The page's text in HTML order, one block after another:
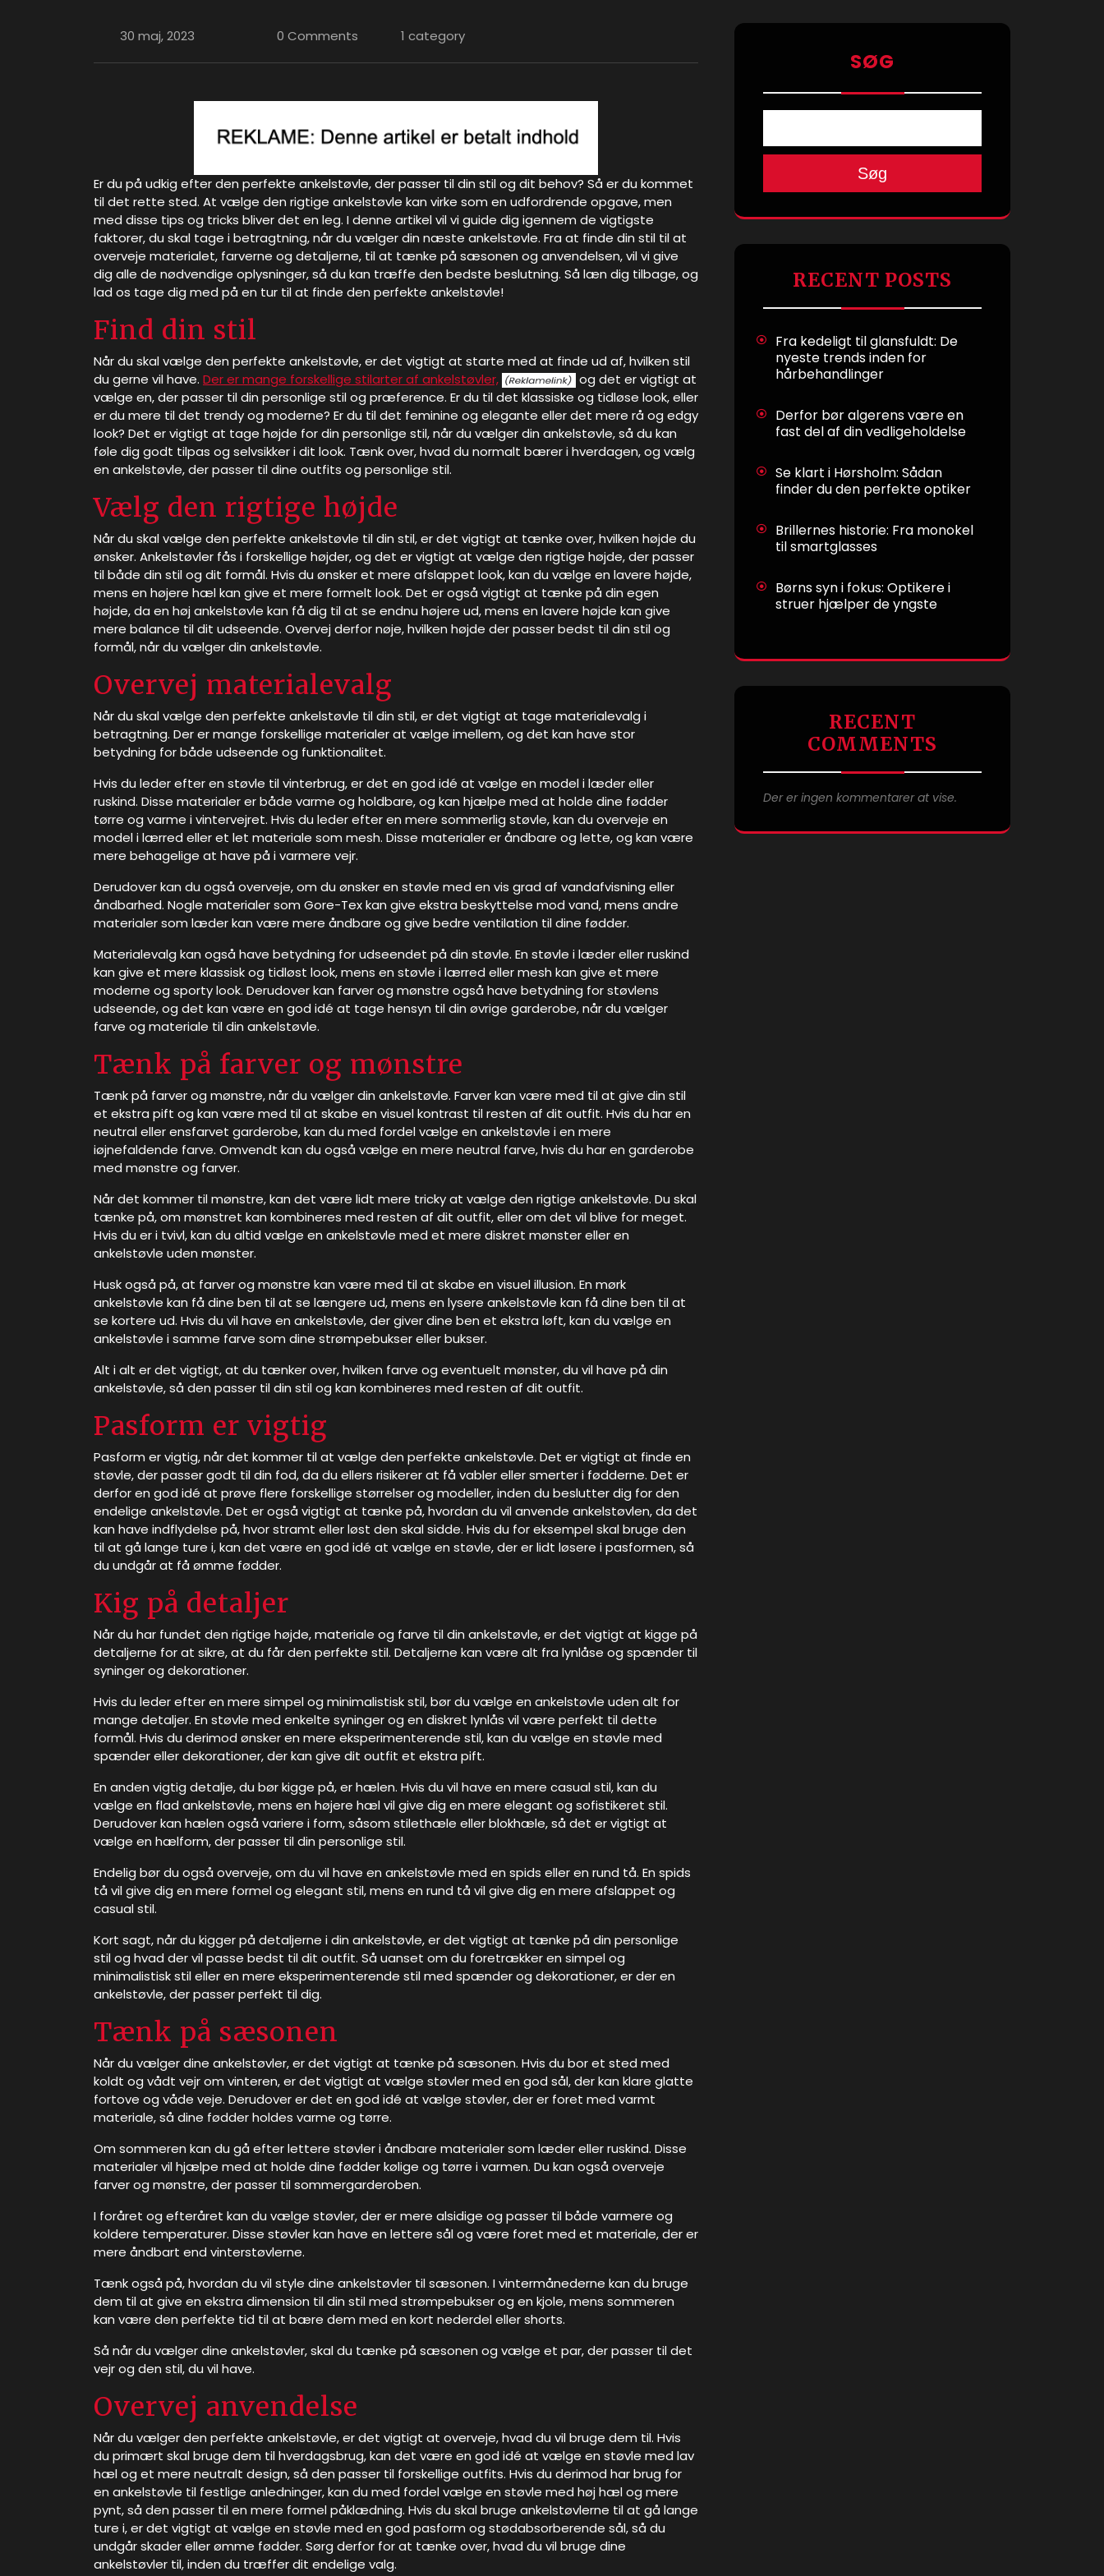
30 maj, 2023 0 Comments 1 category
Er du på udkig efter den perfekte ankelstøvle, der passer til din stil og dit behov? Så er du kommet
til det rette sted. At vælge den rigtige ankelstøvle kan virke som en udfordrende opgave, men
med disse tips og tricks bliver det en leg. I denne artikel vil vi guide dig igennem de vigtigste
faktorer, du skal tage i betragtning, når du vælger din næste ankelstøvle. Fra at finde din stil til at
overveje materialet, farverne og detaljerne, til at tænke på sæsonen og anvendelsen, vil vi give
dig alle de nødvendige oplysninger, så du kan træffe den bedste beslutning. Så læn dig tilbage, og
lad os tage dig med på en tur til at finde den perfekte ankelstøvle!
Find din stil
Når du skal vælge den perfekte ankelstøvle, er det vigtigt at starte med at finde ud af, hvilken stil
du gerne vil have. Der er mange forskellige stilarter af ankelstøvler,
og det er vigtigt at
vælge en, der passer til din personlige stil og præference. Er du til det klassiske og tidløse look, eller
er du mere til det trendy og moderne? Er du til det feminine og elegante eller det mere rå og edgy
look? Det er vigtigt at tage højde for din personlige stil, når du vælger din ankelstøvle, så du kan
føle dig godt tilpas og selvsikker i dit look. Tænk over, hvad du normalt bærer i hverdagen, og vælg
en ankelstøvle, der passer til dine outfits og personlige stil.
Vælg den rigtige højde
Når du skal vælge den perfekte ankelstøvle til din stil, er det vigtigt at tænke over, hvilken højde du
ønsker. Ankelstøvler fås i forskellige højder, og det er vigtigt at vælge den rigtige højde, der passer
til både din stil og dit formål. Hvis du ønsker et mere afslappet look, kan du vælge en lavere højde,
mens en højere hæl kan give et mere formelt look. Det er også vigtigt at tænke på din egen
højde, da en høj ankelstøvle kan få dig til at se endnu højere ud, mens en lavere højde kan give
mere balance til dit udseende. Overvej derfor nøje, hvilken højde der passer bedst til din stil og
formål, når du vælger din ankelstøvle.
Overvej materialevalg
Når du skal vælge den perfekte ankelstøvle til din stil, er det vigtigt at tage materialevalg i
betragtning. Der er mange forskellige materialer at vælge imellem, og det kan have stor
betydning for både udseende og funktionalitet.
Hvis du leder efter en støvle til vinterbrug, er det en god idé at vælge en model i læder eller
ruskind. Disse materialer er både varme og holdbare, og kan hjælpe med at holde dine fødder
tørre og varme i vintervejret. Hvis du leder efter en mere sommerlig støvle, kan du overveje en
model i lærred eller et let materiale som mesh. Disse materialer er åndbare og lette, og kan være
mere behagelige at have på i varmere vejr.
Derudover kan du også overveje, om du ønsker en støvle med en vis grad af vandafvisning eller
åndbarhed. Nogle materialer som Gore-Tex kan give ekstra beskyttelse mod vand, mens andre
materialer som læder kan være mere åndbare og give bedre ventilation til dine fødder.
Materialevalg kan også have betydning for udseendet på din støvle. En støvle i læder eller ruskind
kan give et mere klassisk og tidløst look, mens en støvle i lærred eller mesh kan give et mere
moderne og sporty look. Derudover kan farver og mønstre også have betydning for støvlens
udseende, og det kan være en god idé at tage hensyn til din øvrige garderobe, når du vælger
farve og materiale til din ankelstøvle.
Tænk på farver og mønstre
Tænk på farver og mønstre, når du vælger din ankelstøvle. Farver kan være med til at give din stil
et ekstra pift og kan være med til at skabe en visuel kontrast til resten af dit outfit. Hvis du har en
neutral eller ensfarvet garderobe, kan du med fordel vælge en ankelstøvle i en mere
iøjnefaldende farve. Omvendt kan du også vælge en mere neutral farve, hvis du har en garderobe
med mønstre og farver.
Når det kommer til mønstre, kan det være lidt mere tricky at vælge den rigtige ankelstøvle. Du skal
tænke på, om mønstret kan kombineres med resten af dit outfit, eller om det vil blive for meget.
Hvis du er i tvivl, kan du altid vælge en ankelstøvle med et mere diskret mønster eller en
ankelstøvle uden mønster.
Husk også på, at farver og mønstre kan være med til at skabe en visuel illusion. En mørk
ankelstøvle kan få dine ben til at se længere ud, mens en lysere ankelstøvle kan få dine ben til at
se kortere ud. Hvis du vil have en ankelstøvle, der giver dine ben et ekstra løft, kan du vælge en
ankelstøvle i samme farve som dine strømpebukser eller bukser.
Alt i alt er det vigtigt, at du tænker over, hvilken farve og eventuelt mønster, du vil have på din
ankelstøvle, så den passer til din stil og kan kombineres med resten af dit outfit.
Pasform er vigtig
Pasform er vigtig, når det kommer til at vælge den perfekte ankelstøvle. Det er vigtigt at finde en
støvle, der passer godt til din fod, da du ellers risikerer at få vabler eller smerter i fødderne. Det er
derfor en god idé at prøve flere forskellige størrelser og modeller, inden du beslutter dig for den
endelige ankelstøvle. Det er også vigtigt at tænke på, hvordan du vil anvende ankelstøvlen, da det
kan have indflydelse på, hvor stramt eller løst den skal sidde. Hvis du for eksempel skal bruge den
til at gå lange ture i, kan det være en god idé at vælge en støvle, der er lidt løsere i pasformen, så
du undgår at få ømme fødder.
Kig på detaljer
Når du har fundet den rigtige højde, materiale og farve til din ankelstøvle, er det vigtigt at kigge på
detaljerne for at sikre, at du får den perfekte stil. Detaljerne kan være alt fra lynlåse og spænder til
syninger og dekorationer.
Hvis du leder efter en mere simpel og minimalistisk stil, bør du vælge en ankelstøvle uden alt for
mange detaljer. En støvle med enkelte syninger og en diskret lynlås vil være perfekt til dette
formål. Hvis du derimod ønsker en mere eksperimenterende stil, kan du vælge en støvle med
spænder eller dekorationer, der kan give dit outfit et ekstra pift.
En anden vigtig detalje, du bør kigge på, er hælen. Hvis du vil have en mere casual stil, kan du
vælge en flad ankelstøvle, mens en højere hæl vil give dig en mere elegant og sofistikeret stil.
Derudover kan hælen også variere i form, såsom stilethæle eller blokhæle, så det er vigtigt at
vælge en hælform, der passer til din personlige stil.
Endelig bør du også overveje, om du vil have en ankelstøvle med en spids eller en rund tå. En spids
tå vil give dig en mere formel og elegant stil, mens en rund tå vil give dig en mere afslappet og
casual stil.
Kort sagt, når du kigger på detaljerne i din ankelstøvle, er det vigtigt at tænke på din personlige
stil og hvad der vil passe bedst til dit outfit. Så uanset om du foretrækker en simpel og
minimalistisk stil eller en mere eksperimenterende stil med spænder og dekorationer, er der en
ankelstøvle, der passer perfekt til dig.
Tænk på sæsonen
Når du vælger dine ankelstøvler, er det vigtigt at tænke på sæsonen. Hvis du bor et sted med
koldt og vådt vejr om vinteren, er det vigtigt at vælge støvler med en god sål, der kan klare glatte
fortove og våde veje. Derudover er det en god idé at vælge støvler, der er foret med varmt
materiale, så dine fødder holdes varme og tørre.
Om sommeren kan du gå efter lettere støvler i åndbare materialer som læder eller ruskind. Disse
materialer vil hjælpe med at holde dine fødder kølige og tørre i varmen. Du kan også overveje
farver og mønstre, der passer til sommergarderoben.
I foråret og efteråret kan du vælge støvler, der er mere alsidige og passer til både varmere og
koldere temperaturer. Disse støvler kan have en lettere sål og være foret med et materiale, der er
mere åndbart end vinterstøvlerne.
Tænk også på, hvordan du vil style dine ankelstøvler til sæsonen. I vintermånederne kan du bruge
dem til at give en ekstra dimension til din stil med strømpebukser og en kjole, mens sommeren
kan være den perfekte tid til at bære dem med en kort nederdel eller shorts.
Så når du vælger dine ankelstøvler, skal du tænke på sæsonen og vælge et par, der passer til det
vejr og den stil, du vil have.
Overvej anvendelse
Når du vælger den perfekte ankelstøvle, er det vigtigt at overveje, hvad du vil bruge dem til. Hvis
du primært skal bruge dem til hverdagsbrug, kan det være en god idé at vælge en støvle med lav
hæl og et mere neutralt design, så den passer til forskellige outfits. Hvis du derimod har brug for
en ankelstøvle til festlige anledninger, kan du med fordel vælge en støvle med høj hæl og mere
pynt, så den passer til en mere formel påklædning. Hvis du skal bruge ankelstøvlerne til at gå lange
ture i, er det vigtigt at vælge en støvle med en god pasform og stødabsorberende sål, så du
undgår skader eller ømme fødder. Sørg derfor for at tænke over, hvad du vil bruge dine
ankelstøvler til, inden du træffer dit endelige valg.
SØG
Søg
RECENT POSTS
Fra kedeligt til glansfuldt: De
nyeste trends inden for
hårbehandlinger
Derfor bør algerens være en
fast del af din vedligeholdelse
Se klart i Hørsholm: Sådan
finder du den perfekte optiker
Brillernes historie: Fra monokel
til smartglasses
Børns syn i fokus: Optikere i
struer hjælper de yngste
RECENT
COMMENTS
Der er ingen kommentarer at vise.